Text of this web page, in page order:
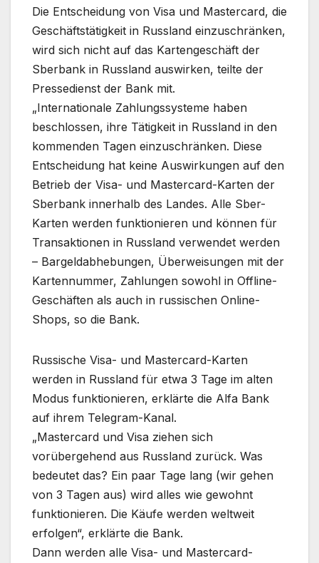
Die Entscheidung von Visa und Mastercard, die
Geschäftstätigkeit in Russland einzuschränken,
wird sich nicht auf das Kartengeschäft der
Sberbank in Russland auswirken, teilte der
Pressedienst der Bank mit.
„Internationale Zahlungssysteme haben
beschlossen, ihre Tätigkeit in Russland in den
kommenden Tagen einzuschränken. Diese
Entscheidung hat keine Auswirkungen auf den
Betrieb der Visa- und Mastercard-Karten der
Sberbank innerhalb des Landes. Alle Sber-
Karten werden funktionieren und können für
Transaktionen in Russland verwendet werden
– Bargeldabhebungen, Überweisungen mit der
Kartennummer, Zahlungen sowohl in Offline-
Geschäften als auch in russischen Online-
Shops, so die Bank.
Russische Visa- und Mastercard-Karten
werden in Russland für etwa 3 Tage im alten
Modus funktionieren, erklärte die Alfa Bank
auf ihrem Telegram-Kanal.
„Mastercard und Visa ziehen sich
vorübergehend aus Russland zurück. Was
bedeutet das? Ein paar Tage lang (wir gehen
von 3 Tagen aus) wird alles wie gewohnt
funktionieren. Die Käufe werden weltweit
erfolgen“, erklärte die Bank.
Dann werden alle Visa- und Mastercard-